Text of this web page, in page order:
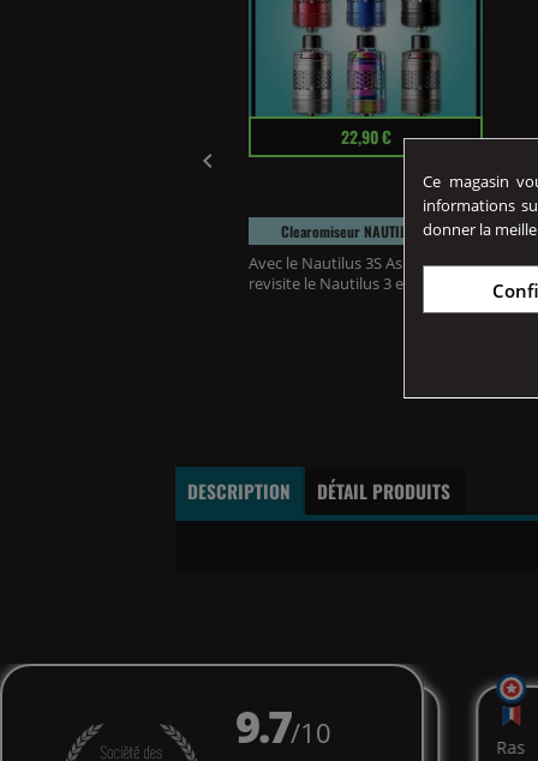

Prix 22,90 €
Clearomiseur NAUTILUS 3S...
Avec le Nautilus 3S Aspire
revisite le Nautilus 3 en...
DESCRIPTION DÉTAIL PRODUITS
Ce magasin
informations
donner la